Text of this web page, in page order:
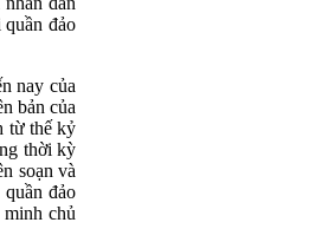
đảo
nay của
bản của
từ thế kỷ
thời kỳ
soạn và
đảo
chủ